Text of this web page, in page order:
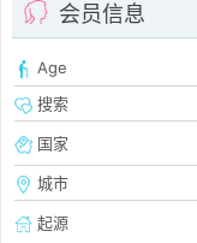
会员信息
Age
搜索
国家
城市
起源